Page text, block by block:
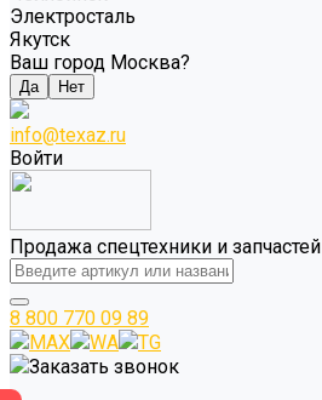
Электросталь
Якутск
Ваш город Москва?
Да Нет
info@texaz.ru
Войти
Продажа спецтехники и запчастей
8 800 770 09 89
MAX
WA
TG
Заказать звонок